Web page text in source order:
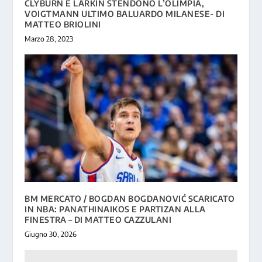
CLYBURN E LARKIN STENDONO L’OLIMPIA,
VOIGTMANN ULTIMO BALUARDO MILANESE- DI
MATTEO BRIOLINI
Marzo 28, 2023
BM MERCATO / BOGDAN BOGDANOVIĆ SCARICATO
IN NBA: PANATHINAIKOS E PARTIZAN ALLA
FINESTRA – DI MATTEO CAZZULANI
Giugno 30, 2026